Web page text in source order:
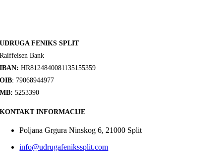
UDRUGA FENIKS SPLIT
Raiffeisen Bank
IBAN: HR8124840081135155359
OIB: 79068944977
MB: 5253390
KONTAKT INFORMACIJE
Poljana Grgura Ninskog 6, 21000 Split
info@udrugafenikssplit.com